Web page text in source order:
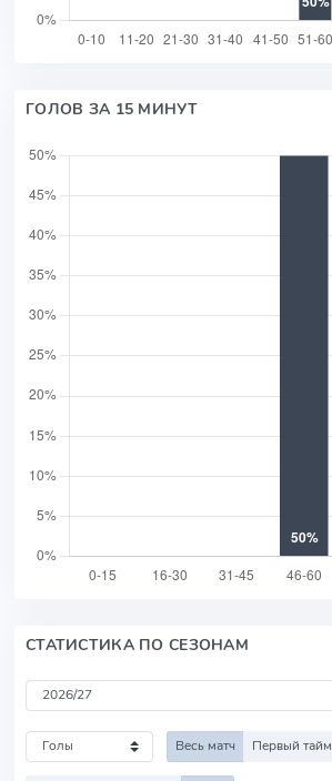
ГОЛОВ ЗА 15 МИНУТ
СТАТИСТИКА ПО СЕЗОНАМ
Весь матч Первый тайм